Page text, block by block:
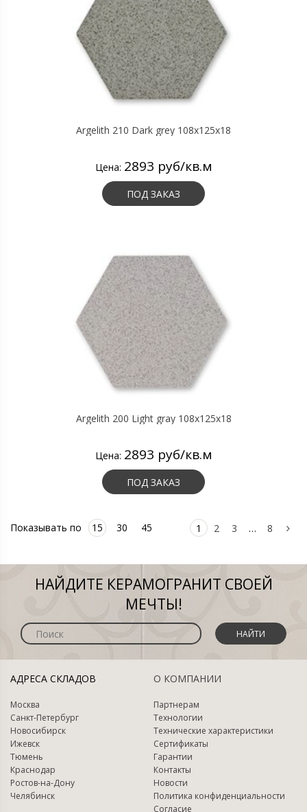
Argelith 210 Dark grey 108x125x18
Цена: 2893 руб/кв.м
ПОД ЗАКАЗ
Argelith 200 Light gray 108x125x18
Цена: 2893 руб/кв.м
ПОД ЗАКАЗ
Показывать по 15 30 45 1 2 3 … 8
НАЙДИТЕ КЕРАМОГРАНИТ СВОЕЙ
МЕЧТЫ!
НАЙТИ
АДРЕСА СКЛАДОВ
Москва
Санкт-Петербург
Новосибирск
Ижевск
Тюмень
Краснодар
Ростов-на-Дону
Челябинск
О КОМПАНИИ
Партнерам
Технологии
Технические характеристики
Сертификаты
Гарантии
Контакты
Новости
Политика конфиденциальности
Согласие